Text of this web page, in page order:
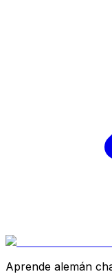
Aprende alemán